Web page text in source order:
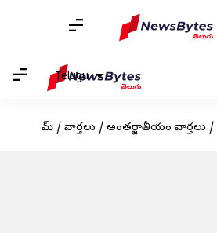
Telugu
హోమ్ / వార్తలు / అంతర్జాతీయం వార్తలు /